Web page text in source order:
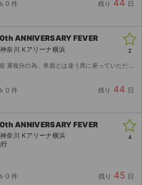
0 件 残り 44 日
ANNIVERSARY FEVER
奈川 Kアリーナ横浜
っていただく場合があります 同時入場可能 座席確認後分配します 公演が中止となった場合のみ返金
0 件 残り 44 日
2
ANNIVERSARY FEVER
奈川 Kアリーナ横浜
0 件 残り 45 日
4